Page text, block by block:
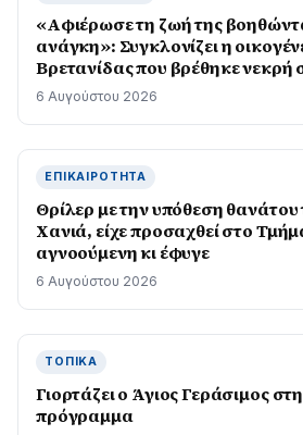
«Αφιέρωσε τη ζωή της
ανάγκη»: Συγκλονίζει η
Βρετανίδας που βρέθηκε νεκρή
Κυψέλη
6 Αυγούστου 2026
ΕΠΙΚΑΙΡΌΤΗΤΑ
Θρίλερ με την υπόθεση
Χανιά, είχε προσαχθεί στο
αγνοούμενη κι έφυγε
6 Αυγούστου 2026
ΤΟΠΙΚΆ
Γιορτάζει ο Άγιος Γεράσιμος
πρόγραμμα